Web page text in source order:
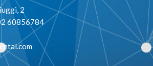
2
60856784